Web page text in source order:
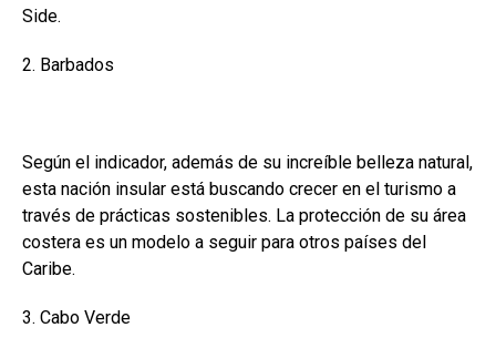
Side.
2. Barbados
Según el indicador, además de su increíble belleza natural,
esta nación insular está buscando crecer en el turismo a
través de prácticas sostenibles. La protección de su área
costera es un modelo a seguir para otros países del
Caribe.
3. Cabo Verde